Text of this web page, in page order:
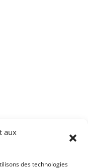
aux
des technologies